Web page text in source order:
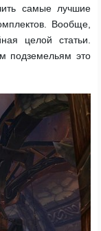
самые лучшие
Вообще,
целой статьи.
подземельям это